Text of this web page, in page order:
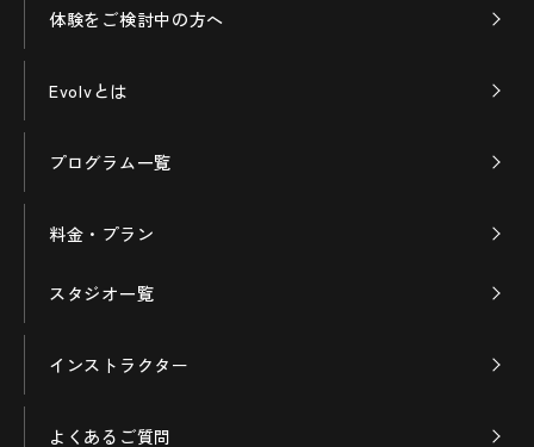
体験をご検討中の方へ
Evolvとは
プログラム一覧
料金・プラン
スタジオ一覧
インストラクター
よくあるご質問